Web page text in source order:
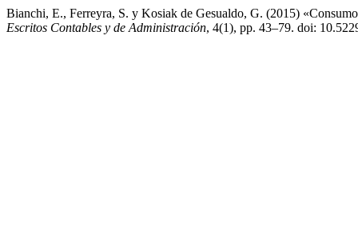
Bianchi, E., Ferreyra, S. y Kosiak de Gesualdo, G. (2015)
Escritos Contables y de Administración, 4(1), pp. 43–79. doi: